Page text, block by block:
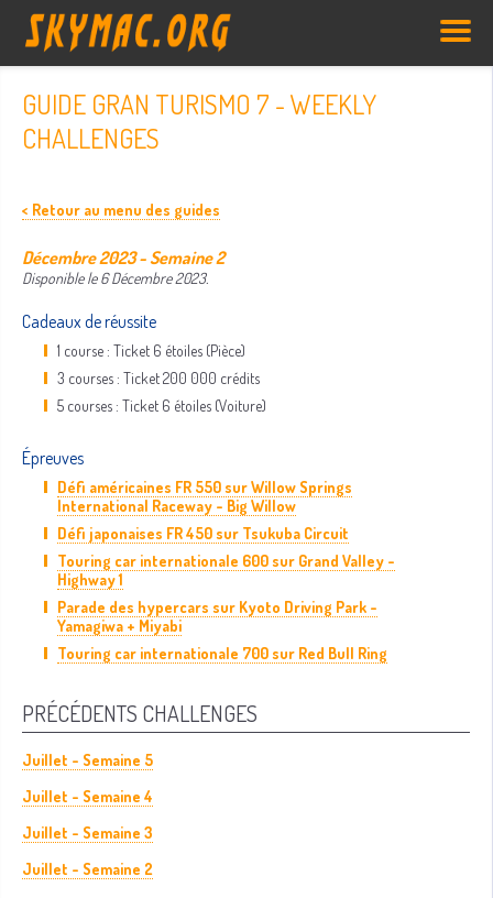
GUIDE GRAN TURISMO 7 - WEEKLY
CHALLENGES
< Retour au menu des guides
Décembre 2023 - Semaine 2
Disponible le 6 Décembre 2023.
Cadeaux de réussite
1 course : Ticket 6 étoiles (Pièce)
3 courses : Ticket 200 000 crédits
5 courses : Ticket 6 étoiles (Voiture)
Épreuves
Défi américaines FR 550 sur Willow Springs
International Raceway - Big Willow
Défi japonaises FR 450 sur Tsukuba Circuit
Touring car internationale 600 sur Grand Valley -
Highway 1
Parade des hypercars sur Kyoto Driving Park -
Yamagiwa + Miyabi
Touring car internationale 700 sur Red Bull Ring
PRÉCÉDENTS CHALLENGES
Juillet - Semaine 5
Juillet - Semaine 4
Juillet - Semaine 3
Juillet - Semaine 2